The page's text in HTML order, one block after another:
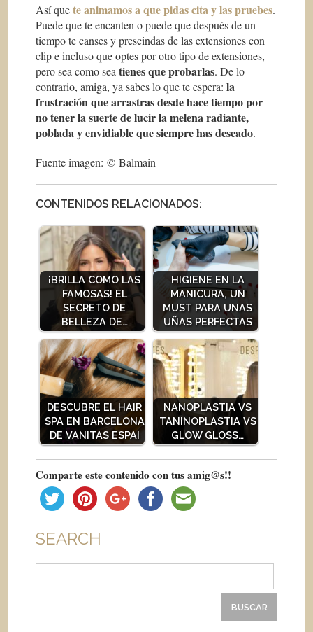
Así quete animamos a que pidas cita y las pruebes.
Puede que te encanten o puede que después de un
tiempo te canses y prescindas de las extensiones con
clip e incluso que optes por otro tipo de extensiones,
pero sea como seatienes que probarlas. De lo
contrario, amiga, ya sabes lo que te espera:la
frustración que arrastras desde hace tiempo por
no tener la suerte de lucir la melena radiante,
poblada y envidiable que siempre has deseado.
Fuente imagen: © Balmain
CONTENIDOS RELACIONADOS:
¡BRILLA COMO LAS
FAMOSAS! EL
SECRETO DE
BELLEZA DE…
HIGIENE EN LA
MANICURA, UN
MUST PARA UNAS
UÑAS PERFECTAS
DESCUBRE EL HAIR
SPA EN BARCELONA
DE VANITAS ESPAI
NANOPLASTIA VS
TANINOPLASTIA VS
GLOW GLOSS…
Comparte este contenido con tus amig@s!!
SEARCH